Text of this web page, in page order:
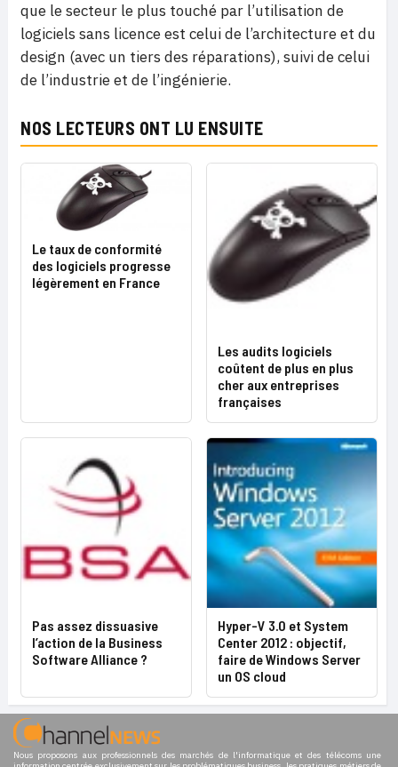
que le secteur le plus touché par l’utilisation de
logiciels sans licence est celui de l’architecture et du
design (avec un tiers des réparations), suivi de celui
de l’industrie et de l’ingénierie.
NOS LECTEURS ONT LU ENSUITE
Le taux de conformité
des logiciels progresse
légèrement en France
Les audits logiciels
coûtent de plus en plus
cher aux entreprises
françaises
Pas assez dissuasive
l’action de la Business
Software Alliance ?
Hyper-V 3.0 et System
Center 2012 : objectif,
faire de Windows Server
un OS cloud
Nous proposons aux professionnels des marchés de l'informatique et des télécoms une